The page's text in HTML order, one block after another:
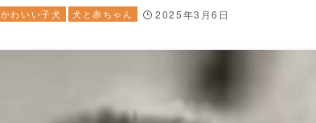
かわいい子犬 犬と赤ちゃん 2025年3月6日